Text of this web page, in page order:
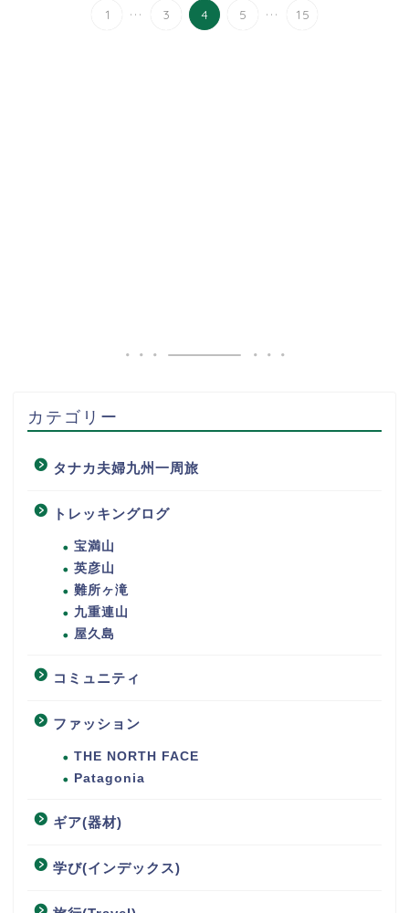
1 ... 3 4 5 ... 15
カテゴリー
タナカ夫婦九州一周旅
トレッキングログ
宝満山
英彦山
難所ヶ滝
九重連山
屋久島
コミュニティ
ファッション
THE NORTH FACE
Patagonia
ギア(器材)
学び(インデックス)